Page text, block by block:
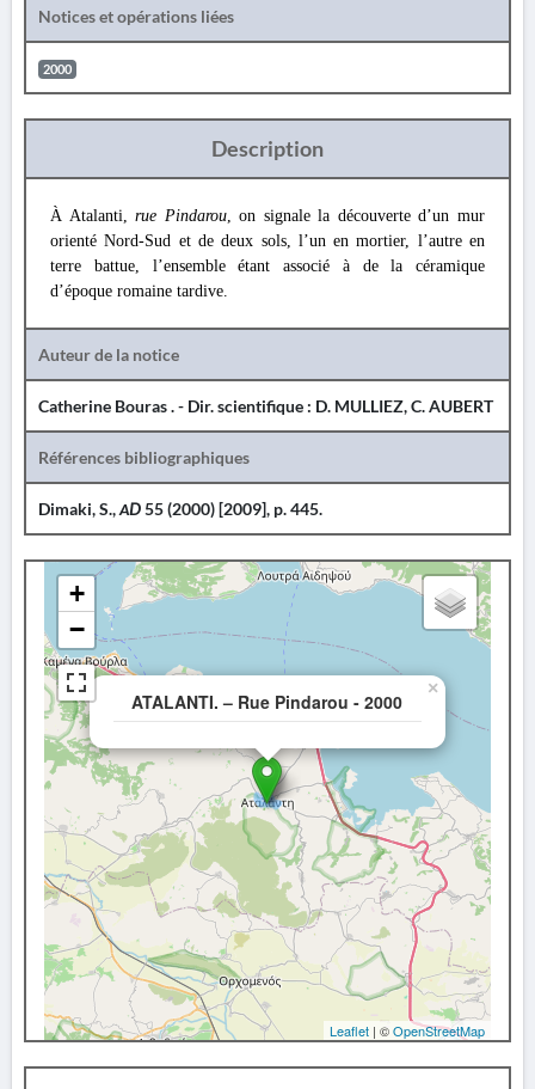
Notices et opérations liées
2000
Description
À Atalanti,rue Pindarou, on signale la découverte d’un mur
orienté Nord-Sud et de deux sols, l’un en mortier, l’autre en
terre battue, l’ensemble étant associé à de la céramique
d’époque romaine tardive.
Auteur de la notice
Catherine Bouras . - Dir. scientifique : D. MULLIEZ, C. AUBERT
Références bibliographiques
Dimaki, S.,ΑD55 (2000) [2009], p. 445.
ATALANTI. – Rue Pindarou - 2000
×
+
−
Leaflet | ©OpenStreetMap